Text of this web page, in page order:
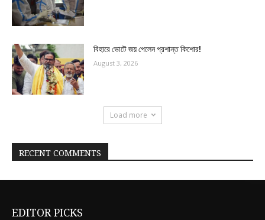
বিহারে ভোটে জয় পেলেন প্রশান্ত কিশোর!
August 3, 2026
Load more
RECENT COMMENTS
EDITOR PICKS